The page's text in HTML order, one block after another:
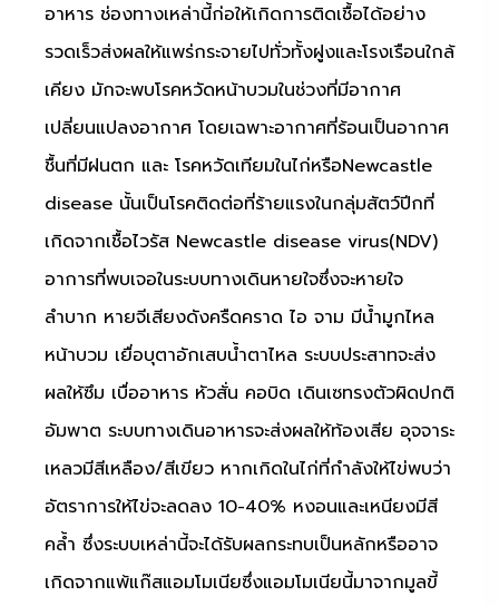
อาหาร ช่องทางเหล่านี้ก่อให้เกิดการติดเชื้อได้อย่าง
รวดเร็วส่งผลให้แพร่กระจายไปทั่วทั้งฝูงและโรงเรือนใกล้
เคียง มักจะพบโรคหวัดหน้าบวมในช่วงที่มีอากาศ
เปลี่ยนแปลงอากาศ โดยเฉพาะอากาศที่ร้อนเป็นอากาศ
ชื้นที่มีฝนตก และ โรคหวัดเทียมในไก่หรือNewcastle
disease นั้นเป็นโรคติดต่อที่ร้ายแรงในกลุ่มสัตว์ปีกที่
เกิดจากเชื้อไวรัส Newcastle disease virus(NDV)
อาการที่พบเจอในระบบทางเดินหายใจซึ่งจะหายใจ
ลำบาก หายจีเสียงดังครืดคราด ไอ จาม มีน้ำมูกไหล
หน้าบวม เยื่อบุตาอักเสบน้ำตาไหล ระบบประสาทจะส่ง
ผลให้ซึม เบื่ออาหาร หัวสั่น คอบิด เดินเซทรงตัวผิดปกติ
อัมพาต ระบบทางเดินอาหารจะส่งผลให้ท้องเสีย อุจจาระ
เหลวมีสีเหลือง/สีเขียว หากเกิดในไก่ที่กำลังให้ไข่พบว่า
อัตราการให้ไข่จะลดลง 10-40% หงอนและเหนียงมีสี
คล้ำ ซึ่งระบบเหล่านี้จะได้รับผลกระทบเป็นหลักหรืออาจ
เกิดจากแพ้แก๊สแอมโมเนียซึ่งแอมโมเนียนี้มาจากมูลขี้